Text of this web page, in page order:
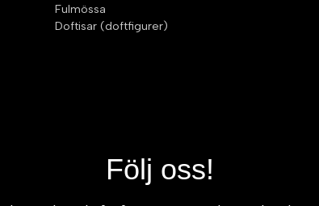
Fulmössa
Doftisar (doftfigurer)
Följ oss!